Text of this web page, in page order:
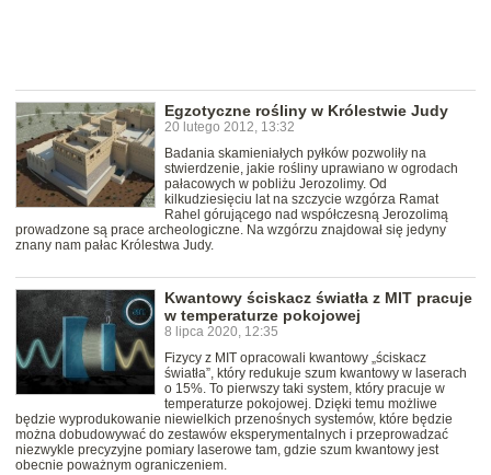
Egzotyczne rośliny w Królestwie Judy
20 lutego 2012, 13:32
Badania skamieniałych pyłków pozwoliły na
stwierdzenie, jakie rośliny uprawiano w ogrodach
pałacowych w pobliżu Jerozolimy. Od
kilkudziesięciu lat na szczycie wzgórza Ramat
Rahel górującego nad współczesną Jerozolimą
prowadzone są prace archeologiczne. Na wzgórzu znajdował się jedyny
znany nam pałac Królestwa Judy.
Kwantowy ściskacz światła z MIT pracuje
w temperaturze pokojowej
8 lipca 2020, 12:35
Fizycy z MIT opracowali kwantowy „ściskacz
światła”, który redukuje szum kwantowy w laserach
o 15%. To pierwszy taki system, który pracuje w
temperaturze pokojowej. Dzięki temu możliwe
będzie wyprodukowanie niewielkich przenośnych systemów, które będzie
można dobudowywać do zestawów eksperymentalnych i przeprowadzać
niezwykle precyzyjne pomiary laserowe tam, gdzie szum kwantowy jest
obecnie poważnym ograniczeniem.